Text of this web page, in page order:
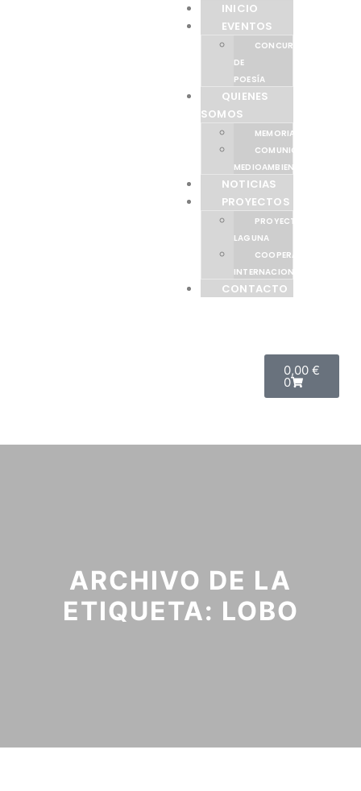
INICIO
EVENTOS
CONCURSO
DE
POESÍA
QUIENES
SOMOS
MEMORIAS
COMUNICACIÓN
MEDIOAMBIENTAL
NOTICIAS
PROYECTOS
PROYECTO
LAGUNA
COOPERACIÓN
INTERNACIONAL
CONTACTO
0,00 €
0
ARCHIVO DE LA
ETIQUETA: LOBO